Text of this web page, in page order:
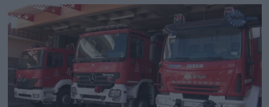
πετζετέλ, ενώ επί τόπου επιχειρούν για την
κατάσβεση 52 πυροσβέστες με 17 οχήματα και τρεις
ομάδες πεζοπόρων. Η φωτιά […]